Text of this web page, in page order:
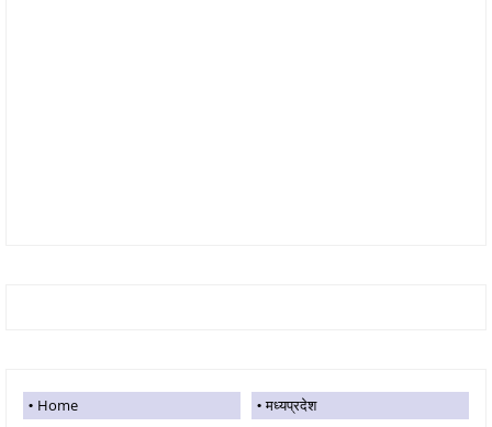
Home
मध्यप्रदेश